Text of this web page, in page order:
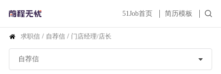
51Job首页 简历模板
求职信 / 自荐信 / 门店经理/店长